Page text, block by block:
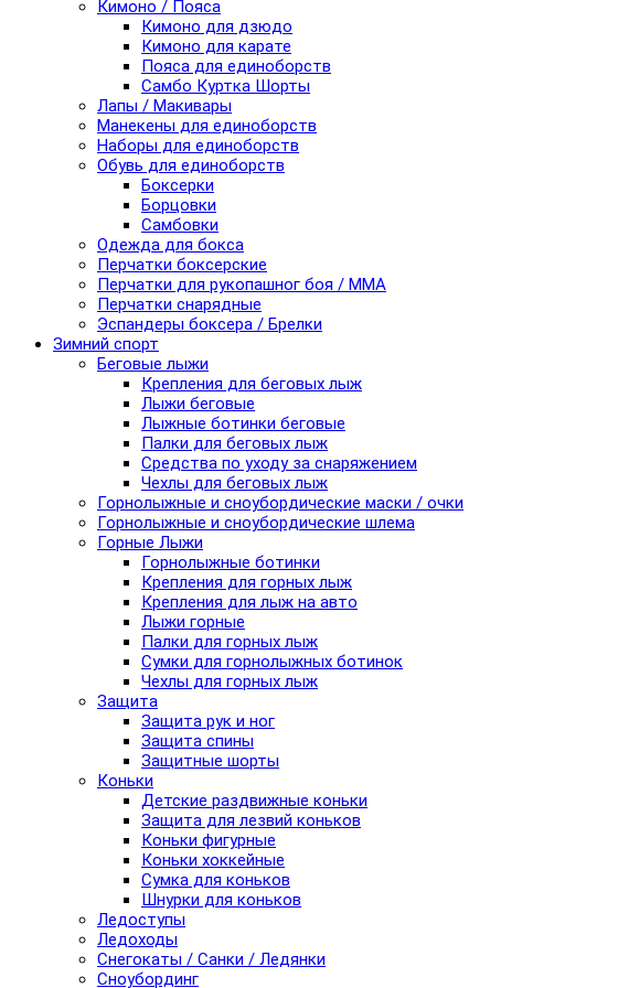
Кимоно / Пояса
Кимоно для дзюдо
Кимоно для карате
Пояса для единоборств
Самбо Куртка Шорты
Лапы / Макивары
Манекены для единоборств
Наборы для единоборств
Обувь для единоборств
Боксерки
Борцовки
Самбовки
Одежда для бокса
Перчатки боксерские
Перчатки для рукопашног боя / ММА
Перчатки снарядные
Эспандеры боксера / Брелки
Зимний спорт
Беговые лыжи
Крепления для беговых лыж
Лыжи беговые
Лыжные ботинки беговые
Палки для беговых лыж
Средства по уходу за снаряжением
Чехлы для беговых лыж
Горнолыжные и сноубордические маски / очки
Горнолыжные и сноубордические шлема
Горные Лыжи
Горнолыжные ботинки
Крепления для горных лыж
Крепления для лыж на авто
Лыжи горные
Палки для горных лыж
Сумки для горнолыжных ботинок
Чехлы для горных лыж
Защита
Защита рук и ног
Защита спины
Защитные шорты
Коньки
Детские раздвижные коньки
Защита для лезвий коньков
Коньки фигурные
Коньки хоккейные
Сумка для коньков
Шнурки для коньков
Ледоступы
Ледоходы
Снегокаты / Санки / Ледянки
Сноубординг